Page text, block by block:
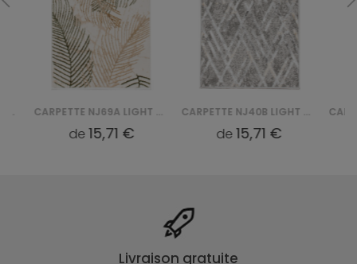
CARPETTE NJ69A LIGHT CRYSTAL CHODNIK HBC - ZIELONY
15,71 €
CARPETTE NJ40B LIGHT CRYSTAL CHODNIK HBB - SZARY
15,71 €
Livraison gratuite